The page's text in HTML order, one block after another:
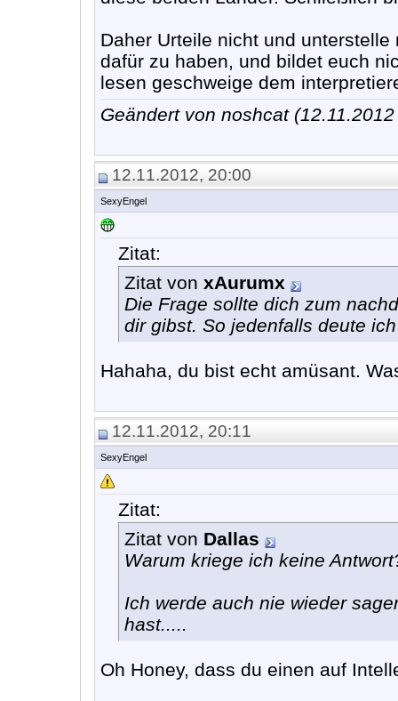
Daher Urteile nicht und
dafür zu haben, und bildet euch
lesen geschweige dem
Geändert von noshcat
12.11.2012, 20:00
SexyEngel
Zitat:
Zitat von xAurumx
Die Frage sollte dich zum
dir gibst. So jedenfalls deute
Hahaha, du bist echt amüsant.
12.11.2012, 20:11
SexyEngel
Zitat:
Zitat von Dallas
Warum kriege ich keine
Ich werde auch nie wieder
hast.....
Oh Honey, dass du einen auf